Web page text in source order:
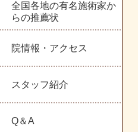
全国各地の有名施術家か
らの推薦状
院情報・アクセス
スタッフ紹介
Q＆A